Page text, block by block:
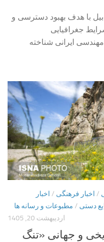
با هدف بهبود دسترسی و
جغرافیایی
ایرانی شناخته
/ اخبار فرهنگی / اخبار
دستی / مطبوعات و رسانه ها
اردیبهشت 20, 1405
و جهانی «تنگ